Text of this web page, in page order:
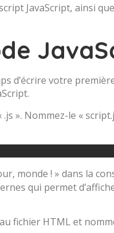
JavaScript, ainsi
d’écrire votre
». Nommez-le «
monde ! » dans la
qui permet
fichier HTML et